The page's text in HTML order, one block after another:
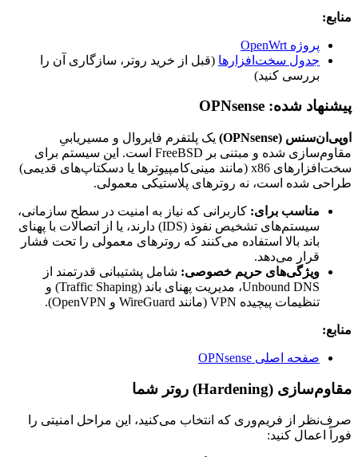
منابع:
پروژه OpenWrt
جدول سخت‌افزارها (قبل از خرید روتر، سازگاری آن را
بررسی کنید)
پیشنهاد شده: OPNsense
اوپی‌ان‌سنس (OPNsense)
یک پلتفرم فایروال و مسیریابیِ
مقاوم‌سازی شده و مبتنی بر FreeBSD است. این سیستم برای
سخت‌افزارهای x86 (مانند مینی‌کامپیوترها یا دسکتاپ‌های قدیمی)
طراحی شده است، نه روترهای پلاستیکی معمولی.
مناسب برای: کاربرانی که نیاز به امنیت در سطح سازمانی،
سیستم‌های تشخیص نفوذ (IDS) دارند، یا از اتصالات با پهنای
باند بالا استفاده می‌کنند که روترهای معمولی را تحت فشار
قرار می‌دهد.
ویژگی‌های حریم خصوصی: شامل پشتیبانی قدرتمند از
Unbound DNS، مدیریت پهنای باند (Traffic Shaping) و
تنظیمات پیچیده VPN (مانند WireGuard و OpenVPN).
منابع:
صفحه اصلی OPNsense
مقاوم‌سازی (Hardening) روتر شما
صرف‌نظر از فریم‌وری که انتخاب می‌کنید، این مراحل امنیتی را
فوراً اعمال کنید: